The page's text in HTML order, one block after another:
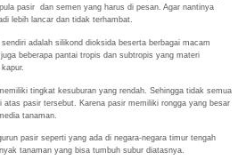
pasir dan semen yang harus di pesan. Agar nantinya
lebih lancar dan tidak terhambat.
adalah silikond dioksida beserta berbagai macam
beberapa pantai tropis dan subtropis yang materi
tingkat kesuburan yang rendah. Sehingga tidak semua
atas pasir tersebut. Karena pasir memiliki rongga yang besar
tanaman.
pasir seperti yang ada di negara-negara timur tengah
tanaman yang bisa tumbuh subur diatasnya.